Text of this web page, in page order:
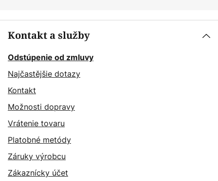
Kontakt a služby
Odstúpenie od zmluvy
Najčastějšie dotazy
Kontakt
Možnosti dopravy
Vrátenie tovaru
Platobné metódy
Záruky výrobcu
Zákaznícky účet